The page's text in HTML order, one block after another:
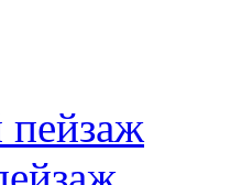
пейзаж